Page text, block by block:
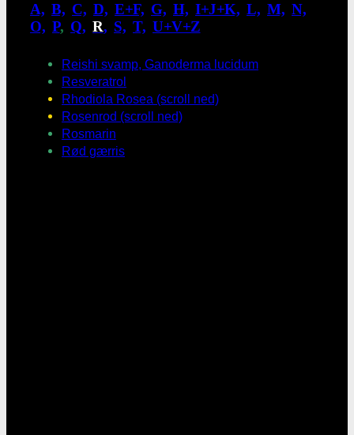
A, B, C, D, E+F, G, H, I+J+K, L, M, N,
O, P, Q, R, S, T, U+V+Z
Reishi svamp, Ganoderma lucidum
Resveratrol
Rhodiola Rosea (scroll ned)
Rosenrod (scroll ned)
Rosmarin
Rød gærris